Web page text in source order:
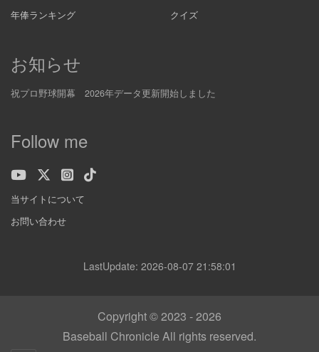
年俸ランキング
クイズ
お知らせ
祝プロ野球開幕 2026年データ更新開始しました
Follow me
当サイトについて
お問い合わせ
LastUpdate: 2026-08-07 21:58:01
Copyright © 2023 - 2026
Baseball Chronicle All rights reserved.